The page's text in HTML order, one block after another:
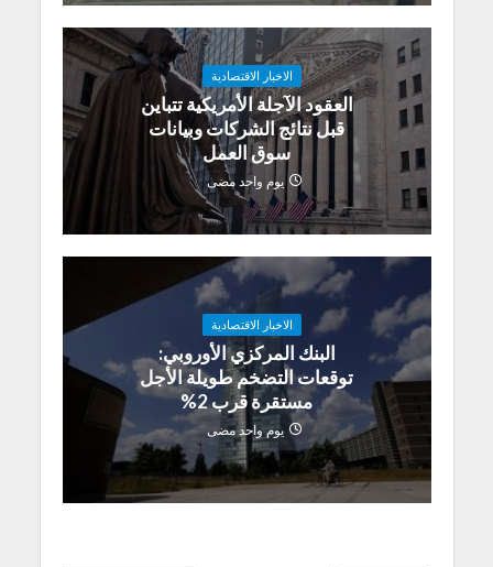
الاخبار الاقتصادية
العقود الآجلة الأمريكية تتباين
قبل نتائج الشركات وبيانات
سوق العمل
يوم واحد مضى
الاخبار الاقتصادية
البنك المركزي الأوروبي:
توقعات التضخم طويلة الأجل
مستقرة قرب 2%
يوم واحد مضى